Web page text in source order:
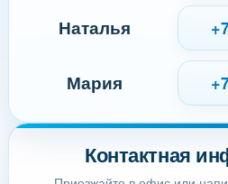
Контактная
Наталья
Мария